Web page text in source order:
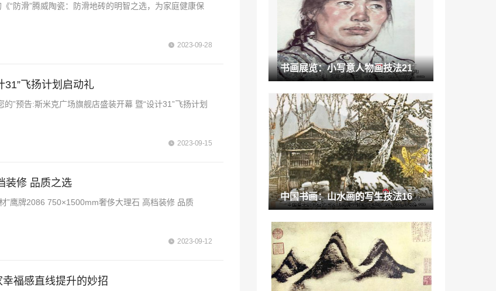
“防滑”腾威陶瓷：防滑地砖的明智之选，为家庭健康保
2023-09-28
31”飞扬计划启动礼
”预告:斯米克广场旗舰店盛装开幕 暨“设计31”飞扬计划
2023-09-15
装修 品质之选
”鹰牌2086 750×1500mm奢侈大理石 高档装修 品质
2023-09-12
幸福感直线提升的妙招
2023-01-01
美术画家刘浩「画家李宗原」
2022-12-25
日本医院推出可解析逾500种基因的癌症
医疗技术「基因 癌症」
2022-12-12
体现孤独感的诗「孤独意境」
2023-01-24
“疫情”铂冠磁砖已全面恢复，开启高效生
产模式
2022-10-03
“缙云”新濠瓷砖缙云首战告捷，2小时突破
68万
“瓷片”瓷片价格跌破2.8元，触及成本底线
2022-09-13
2020年清华大学艺术特长生「清华北大要
多少分」
书画展览：小写意人物画技法21
中国书画：山水画的写生技法16